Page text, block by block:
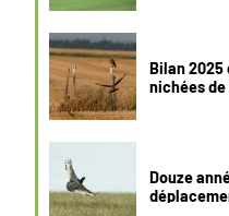
Bilan 2025
nichées
Douze